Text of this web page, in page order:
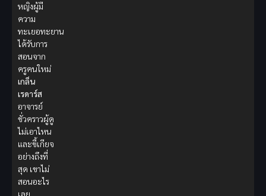
หญิงผู้มี
ความ
ทะเยอทะยาน
ได้รับการ
สอนจาก
ครูคนใหม่
เกล็น
เรดาร์ส
อาจารย์
ชั่วคราวผู้ดู
ไม่เอาไหน
และขี้เกียจ
อย่างถึงที่
สุด เขาไม่
สอนอะไร
เลย